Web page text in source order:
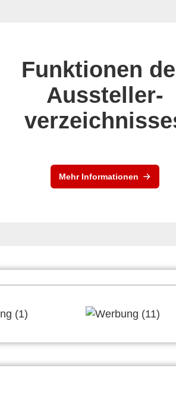
Funktionen
Aussteller-
Mehr Informationen